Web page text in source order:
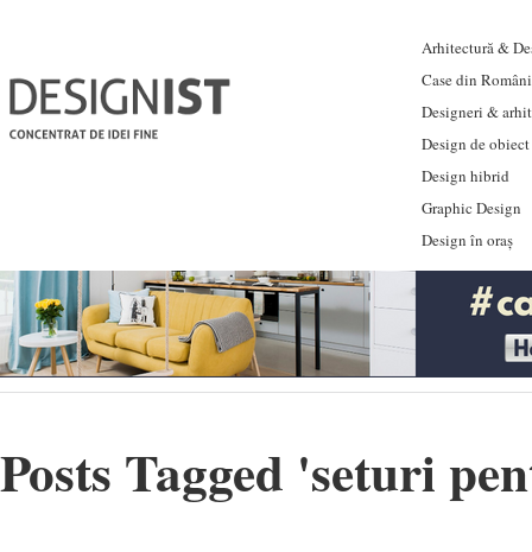
Arhitectură &
Case din
Designeri &
Design de obiect
Design hibrid
Graphic Design
Design în oraș
Posts Tagged 'seturi